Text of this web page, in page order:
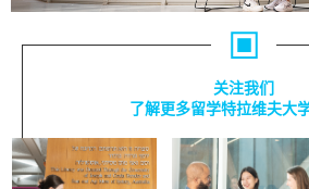
关注我们
了解更多留学特拉维夫大